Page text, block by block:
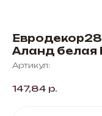
Аланд белая
Артикул:
147,84 р.